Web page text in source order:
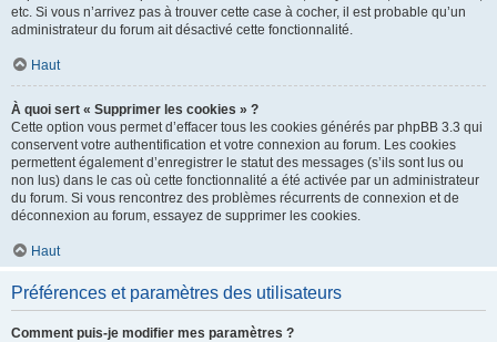
etc. Si vous n’arrivez pas à trouver cette case à cocher, il est probable qu’un
administrateur du forum ait désactivé cette fonctionnalité.
Haut
À quoi sert « Supprimer les cookies » ?
Cette option vous permet d’effacer tous les cookies générés par phpBB 3.3 qui
conservent votre authentification et votre connexion au forum. Les cookies
permettent également d’enregistrer le statut des messages (s’ils sont lus ou
non lus) dans le cas où cette fonctionnalité a été activée par un administrateur
du forum. Si vous rencontrez des problèmes récurrents de connexion et de
déconnexion au forum, essayez de supprimer les cookies.
Haut
Préférences et paramètres des utilisateurs
Comment puis-je modifier mes paramètres ?